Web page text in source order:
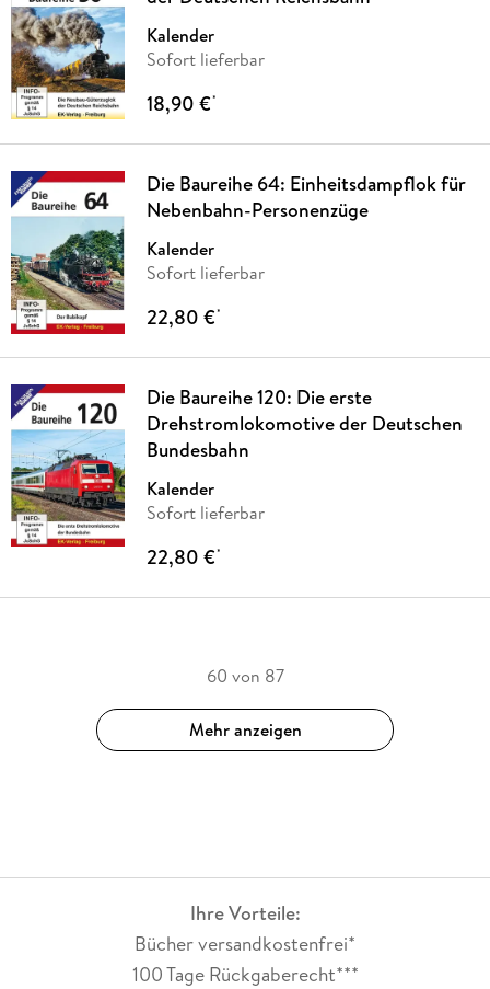
Kalender
Sofort lieferbar
18,90 €*
Die Baureihe 64: Einheitsdampflok für
Nebenbahn-Personenzüge
Kalender
Sofort lieferbar
22,80 €*
Die Baureihe 120: Die erste
Drehstromlokomotive der Deutschen
Bundesbahn
Kalender
Sofort lieferbar
22,80 €*
60 von 87
Mehr anzeigen
Ihre Vorteile:
Bücher versandkostenfrei*
100 Tage Rückgaberecht***